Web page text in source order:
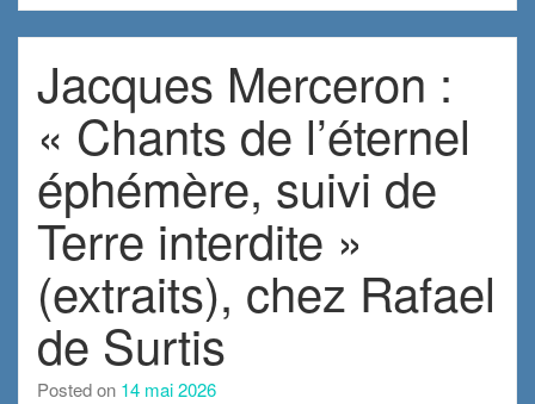
Jacques Merceron :
« Chants de l’éternel
éphémère, suivi de
Terre interdite »
(extraits), chez Rafael
de Surtis
Posted on 14 mai 2026